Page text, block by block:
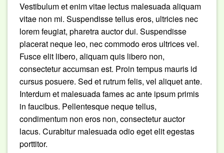
Vestibulum et enim vitae lectus malesuada aliquam
vitae non mi. Suspendisse tellus eros, ultricies nec
lorem feugiat, pharetra auctor dui. Suspendisse
placerat neque leo, nec commodo eros ultrices vel.
Fusce elit libero, aliquam quis libero non,
consectetur accumsan est. Proin tempus mauris id
cursus posuere. Sed et rutrum felis, vel aliquet ante.
Interdum et malesuada fames ac ante ipsum primis
in faucibus. Pellentesque neque tellus,
condimentum non eros non, consectetur auctor
lacus. Curabitur malesuada odio eget elit egestas
porttitor.